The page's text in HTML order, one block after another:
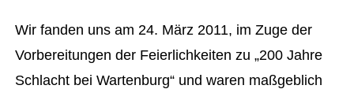
Wir fanden uns am 24. März 2011, im Zuge der
Vorbereitungen der Feierlichkeiten zu „200 Jahre
Schlacht bei Wartenburg“ und waren maßgeblich